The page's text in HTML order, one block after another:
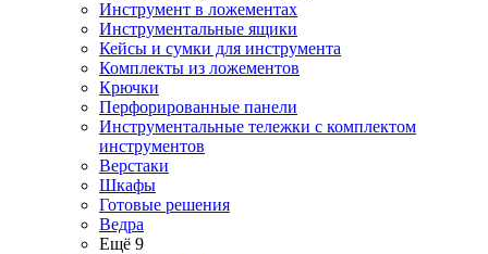
Инструмент в ложементах
Инструментальные ящики
Кейсы и сумки для инструмента
Комплекты из ложементов
Крючки
Перфорированные панели
Инструментальные тележки с комплектом
инструментов
Верстаки
Шкафы
Готовые решения
Ведра
Ещё 9